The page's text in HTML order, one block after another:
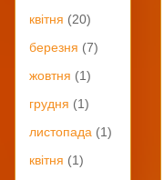
квітня (20)
березня (7)
жовтня (1)
грудня (1)
листопада (1)
квітня (1)